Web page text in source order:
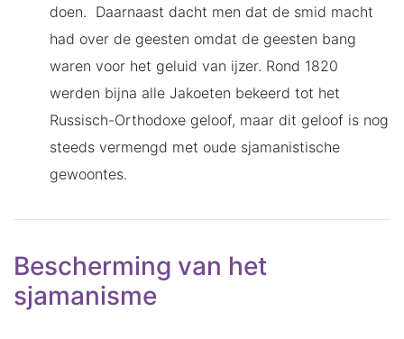
doen. Daarnaast dacht men dat de smid macht
had over de geesten omdat de geesten bang
waren voor het geluid van ijzer. Rond 1820
werden bijna alle Jakoeten bekeerd tot het
Russisch-Orthodoxe geloof, maar dit geloof is nog
steeds vermengd met oude sjamanistische
gewoontes.
Bescherming van het
sjamanisme